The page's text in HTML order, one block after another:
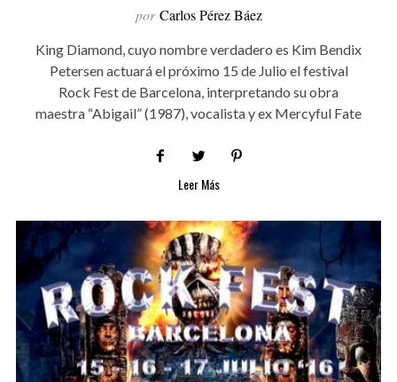
por Carlos Pérez Báez
King Diamond, cuyo nombre verdadero es Kim Bendix
Petersen actuará el próximo 15 de Julio el festival
Rock Fest de Barcelona, interpretando su obra
maestra “Abigail” (1987), vocalista y ex Mercyful Fate
Leer Más